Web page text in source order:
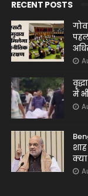
RECENT POSTS
में